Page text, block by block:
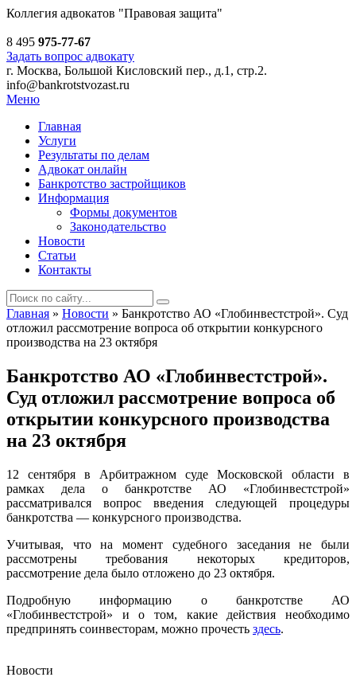
Коллегия адвокатов "Правовая защита"
8 495 975-77-67
Задать вопрос адвокату
г. Москва, Большой Кисловский пер., д.1, стр.2.
info@bankrotstvozast.ru
Меню
Главная
Услуги
Результаты по делам
Адвокат онлайн
Банкротство застройщиков
Информация
Формы документов
Законодательство
Новости
Статьи
Контакты
Главная » Новости » Банкротство АО «Глобинвестстрой». Суд
отложил рассмотрение вопроса об открытии конкурсного
производства на 23 октября
Банкротство АО «Глобинвестстрой».
Суд отложил рассмотрение вопроса об
открытии конкурсного производства
на 23 октября
12 сентября в Арбитражном суде Московской области в
рамках дела о банкротстве АО «Глобинвестстрой»
рассматривался вопрос введения следующей процедуры
банкротства — конкурсного производства.
Учитывая, что на момент судебного заседания не были
рассмотрены требования некоторых кредиторов,
рассмотрение дела было отложено до 23 октября.
Подробную информацию о банкротстве АО
«Глобинвестстрой» и о том, какие действия необходимо
предпринять соинвесторам, можно прочесть здесь.
Новости